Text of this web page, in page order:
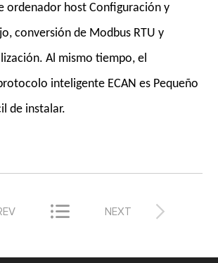
ordenador host Configuración y
conversión de Modbus RTU y
Al mismo tiempo, el
inteligente ECAN es Pequeño
de instalar.
 
NEXT